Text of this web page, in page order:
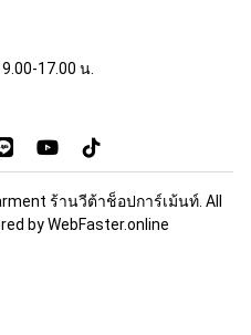
17.00 น.
ร้านวีต้าช็อปการ์เม้นท์. All
byWebFaster.online